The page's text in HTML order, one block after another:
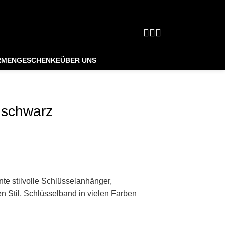
ÜBER UNS
stilvolle Schlüsselanhänger,
Stil, Schlüsselband in vielen Farben